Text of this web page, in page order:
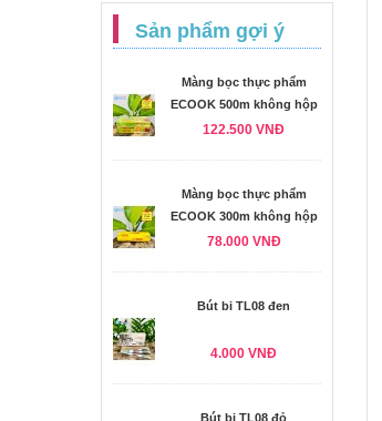
Sản phẩm gợi ý
Màng bọc thực phẩm
ECOOK 500m không hộp
122.500 VNĐ
Màng bọc thực phẩm
ECOOK 300m không hộp
78.000 VNĐ
Bút bi TL08 đen
4.000 VNĐ
Bút bi TL08 đỏ